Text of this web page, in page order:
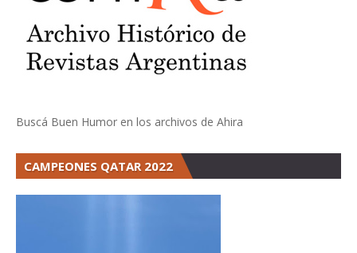
Buscá Buen Humor en los archivos de Ahira
CAMPEONES QATAR 2022